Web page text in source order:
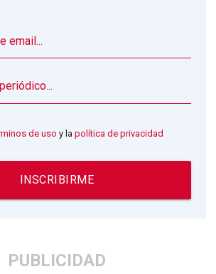
de uso y lapolítica de privacidad
INSCRIBIRME
PUBLICIDAD